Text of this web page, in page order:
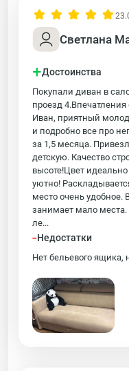
Светлана
+Достоинства
Покупали диван в
проезд
Иван, приятный
и подробно все про
за 1,5 месяца.
детскую. Качество
высоте!Цвет
уютно!
место очень
занимает мало места.
ле...
-Недостатки
Нет бельевого ящика,